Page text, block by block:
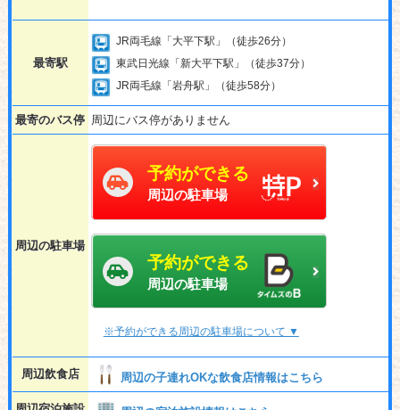
最寄駅
JR両毛線「大平下駅」（徒歩26分）
東武日光線「新大平下駅」（徒歩37分）
JR両毛線「岩舟駅」（徒歩58分）
最寄のバス停 周辺にバス停がありません
周辺の駐車場
予約ができる
周辺の駐車場
予約ができる
周辺の駐車場
※予約ができる周辺の駐車場について ▼
周辺飲食店 周辺の子連れOKな飲食店情報はこちら